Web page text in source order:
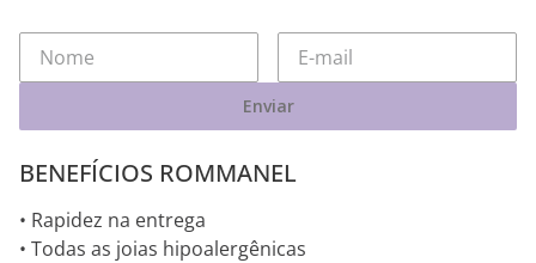
Enviar
BENEFÍCIOS ROMMANEL
• Rapidez na entrega
• Todas as joias hipoalergênicas